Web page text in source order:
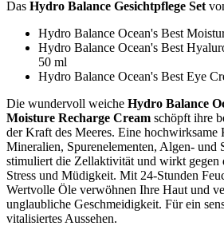
Das Hydro Balance Gesichtpflege Set
Hydro Balance Ocean's Best
Hydro Balance Ocean's Best
50 ml
Hydro Balance Ocean's Best Eye
Die wundervoll weiche Hydro Balance
Moisture Recharge Cream schöpft ihre
der Kraft des Meeres. Eine hochwirksame
Mineralien, Spurenelementen, Algen- und
stimuliert die Zellaktivität und wirkt gegen
Stress und Müdigkeit. Mit 24-Stunden
Wertvolle Öle verwöhnen Ihre Haut und
unglaubliche Geschmeidigkeit. Für ein
vitalisiertes Aussehen.